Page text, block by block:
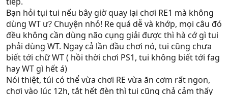
Bạn hỏi tụi tui nếu bây giờ quay lại chơi RE1 mà không
dùng WT ư? Chuyện nhỏ! Re quá dễ và khớp, mọi câu đó
đều không cần dùng não cụng giải được thì hà cớ gì tui
phải dùng WT. Ngay cả lần đầu chơi nó, tui cũng chưa
biết tới chữ WT ( hồi thời chơi PS1, tui không biết tới fag
hay WT gì hết á)
Nói thiệt, túi có thể vừa chơi RE vừa ăn cơm rất ngon,
chơi vào lúc 12h, tắt hết đèn thì tui cũng chả cảm thấy